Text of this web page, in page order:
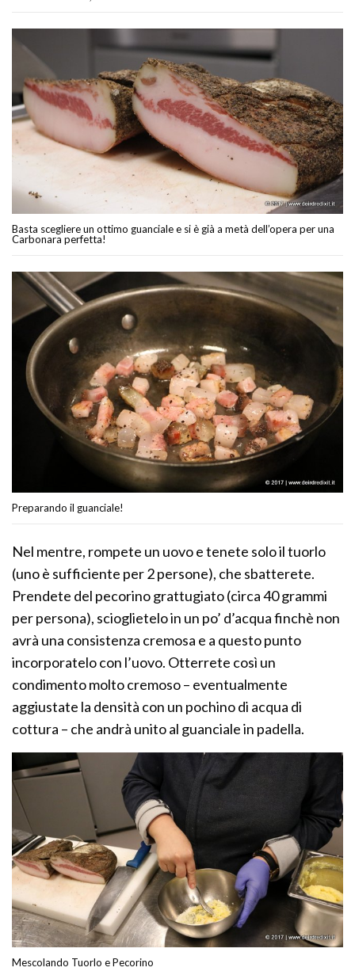
Basta scegliere un ottimo guanciale e si è già a metà dell’opera per una
Carbonara perfetta!
Preparando il guanciale!
Nel mentre, rompete un uovo e tenete solo il tuorlo
(uno è sufficiente per 2 persone), che sbatterete.
Prendete del pecorino grattugiato (circa 40 grammi
per persona), scioglietelo in un po’ d’acqua finchè non
avrà una consistenza cremosa e a questo punto
incorporatelo con l’uovo. Otterrete così un
condimento molto cremoso – eventualmente
aggiustate la densità con un pochino di acqua di
cottura – che andrà unito al guanciale in padella.
Mescolando Tuorlo e Pecorino